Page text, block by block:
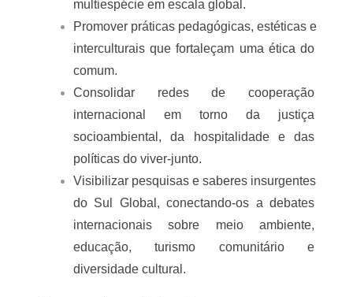
Propõe-se a reimaginar modos de convivência
entre humanos e não humanos de modo a
articulando saberes acadêmicos, populares e
tradicionais em tempos de crise socioambiental e
de desafios civilizatórios globais.
Objetivos
Fomentar intercâmbios de experiências,
pesquisas e práticas extensionistas entre